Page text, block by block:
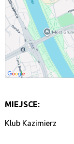
MIEJSCE:
Klub Kazimierz